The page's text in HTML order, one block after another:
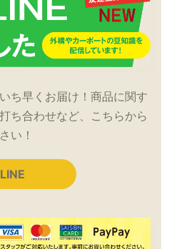
ち早くお届け！商品に関す
ち合わせなど、こちらから
い！
LINE